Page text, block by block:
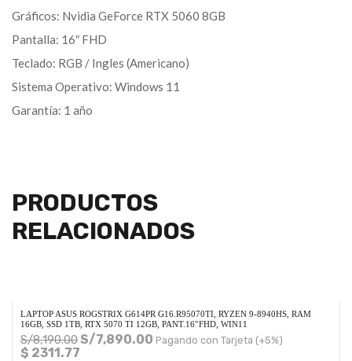
Gráficos: Nvidia GeForce RTX 5060 8GB
Pantalla: 16″ FHD
Teclado: RGB / Ingles (Americano)
Sistema Operativo: Windows 11
Garantía: 1 año
PRODUCTOS
RELACIONADOS
LAPTOP ASUS ROGSTRIX G614PR G16.R95070TI, RYZEN 9-8940HS, RAM
16GB, SSD 1TB, RTX 5070 TI 12GB, PANT.16″FHD, WIN11
S/8,190.00S/7,890.00 Pagando con Tarjeta (+5%)
$ 2311.77